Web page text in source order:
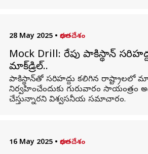
28 May 2025 • భారతదేశం
Mock Drill: రేపు పాకిస్థాన్
మాక్‌డ్రిల్..
పాకిస్థాన్‌తో సరిహద్దు కలిగిన రాష్ట్రాలలో
నిర్వహించేందుకు గురువారం సాయంత్రం
చేస్తున్నారని విశ్వసనీయ సమాచారం.
16 May 2025 • భారతదేశం